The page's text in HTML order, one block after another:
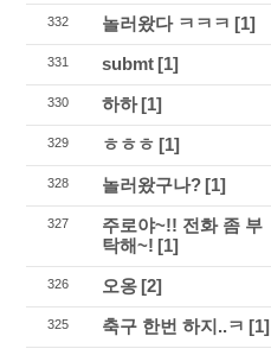
332 놀러왔다 ㅋㅋㅋ [1]
331 submt [1]
330 하하[1]
329 ㅎㅎㅎ [1]
328 놀러왔구나? [1]
327
주로야~!! 전화 좀 부
탁해~! [1]
326 오옹 [2]
325 축구 한번 하지..ㅋ [1]